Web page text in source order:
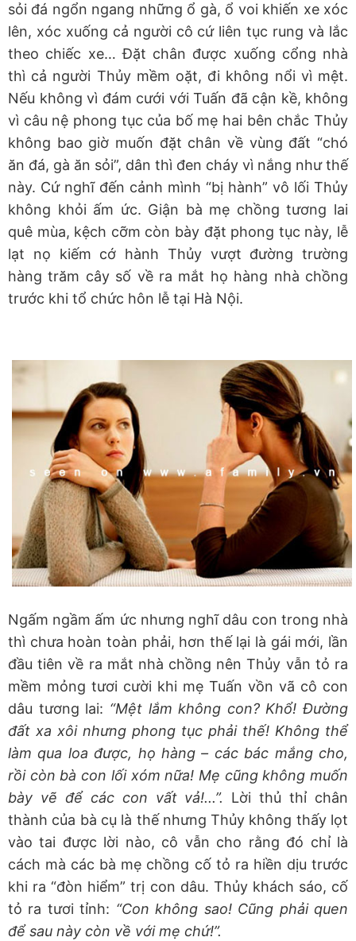
sỏi đá ngổn ngang những ổ gà, ổ voi khiến xe xóc
lên, xóc xuống cả người cô cứ liên tục rung và lắc
theo chiếc xe… Đặt chân được xuống cổng nhà
thì cả người Thủy mềm oặt, đi không nổi vì mệt.
Nếu không vì đám cưới với Tuấn đã cận kề, không
vì câu nệ phong tục của bố mẹ hai bên chắc Thủy
không bao giờ muốn đặt chân về vùng đất “chó
ăn đá, gà ăn sỏi”, dân thì đen cháy vì nắng như thế
này. Cứ nghĩ đến cảnh mình “bị hành” vô lối Thủy
không khỏi ấm ức. Giận bà mẹ chồng tương lai
quê mùa, kệch cỡm còn bày đặt phong tục này, lễ
lạt nọ kiếm cớ hành Thủy vượt đường trường
hàng trăm cây số về ra mắt họ hàng nhà chồng
trước khi tổ chức hôn lễ tại Hà Nội.
Ngấm ngầm ấm ức nhưng nghĩ dâu con trong nhà
thì chưa hoàn toàn phải, hơn thế lại là gái mới, lần
đầu tiên về ra mắt nhà chồng nên Thủy vẫn tỏ ra
mềm mỏng tươi cười khi mẹ Tuấn vồn vã cô con
dâu tương lai: “Mệt lắm không con? Khổ! Đường
đất xa xôi nhưng phong tục phải thế! Không thể
làm qua loa được, họ hàng – các bác mắng cho,
rồi còn bà con lối xóm nữa! Mẹ cũng không muốn
bày vẽ để các con vất vả!...”.
Lời thủ thỉ chân
thành của bà cụ là thế nhưng Thủy không thấy lọt
vào tai được lời nào, cô vẫn cho rằng đó chỉ là
cách mà các bà mẹ chồng cố tỏ ra hiền dịu trước
khi ra “đòn hiểm” trị con dâu. Thủy khách sáo, cố
tỏ ra tươi tỉnh: “Con không sao! Cũng phải quen
để sau này còn về với mẹ chứ!”.